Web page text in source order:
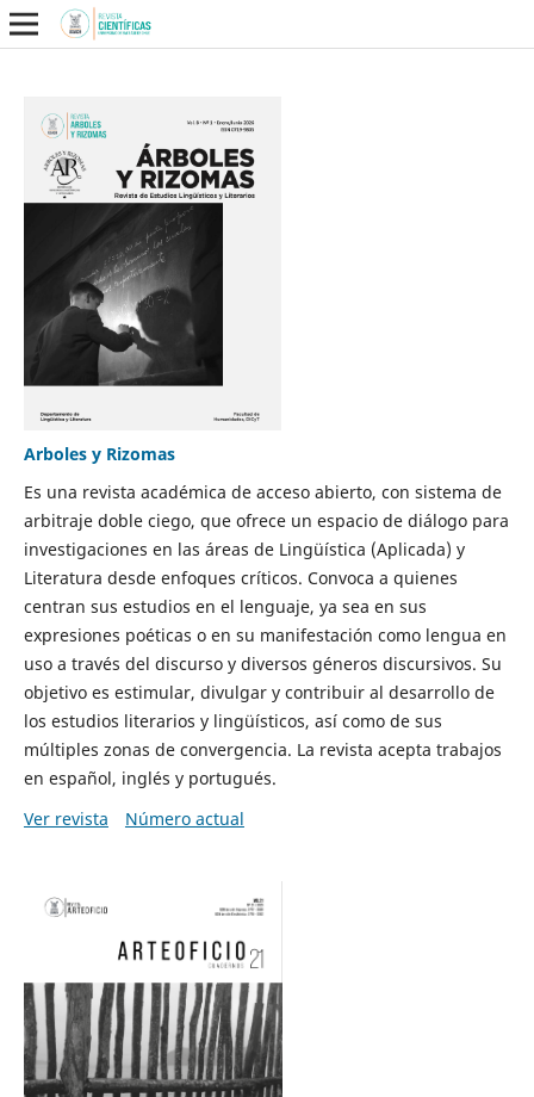
Arboles y Rizomas
Es una revista académica de acceso abierto, con sistema de
arbitraje doble ciego, que ofrece un espacio de diálogo para
investigaciones en las áreas de Lingüística (Aplicada) y
Literatura desde enfoques críticos. Convoca a quienes
centran sus estudios en el lenguaje, ya sea en sus
expresiones poéticas o en su manifestación como lengua en
uso a través del discurso y diversos géneros discursivos. Su
objetivo es estimular, divulgar y contribuir al desarrollo de
los estudios literarios y lingüísticos, así como de sus
múltiples zonas de convergencia. La revista acepta trabajos
en español, inglés y portugués.
Ver revista
Número actual